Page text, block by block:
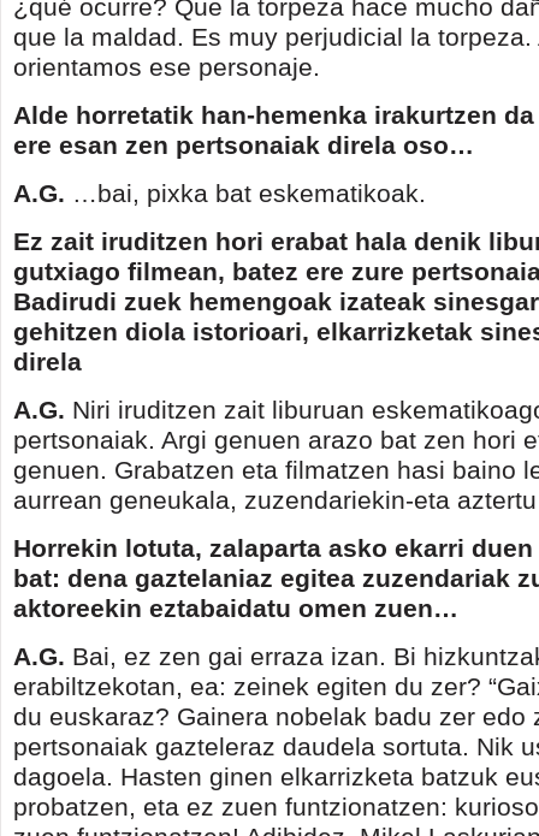
¿qué ocurre? Que la torpeza hace mucho
que la maldad. Es muy perjudicial la
orientamos ese personaje.
Alde horretatik han-hemenka irakurtzen
ere esan zen pertsonaiak direla oso…
A.G. …bai, pixka bat eskematikoak.
Ez zait iruditzen hori erabat hala denik
gutxiago filmean, batez ere zure
Badirudi zuek hemengoak izateak
gehitzen diola istorioari, elkarrizketak
direla
A.G. Niri iruditzen zait liburuan
pertsonaiak. Argi genuen arazo bat zen hori
genuen. Grabatzen eta filmatzen hasi baino
aurrean geneukala, zuzendariekin-eta
Horrekin lotuta, zalaparta asko ekarri
bat: dena gaztelaniaz egitea zuzendariak
aktoreekin eztabaidatu omen zuen…
A.G. Bai, ez zen gai erraza izan. Bi
erabiltzekotan, ea: zeinek egiten du zer?
du euskaraz? Gainera nobelak badu zer
pertsonaiak gazteleraz daudela sortuta. Nik
dagoela. Hasten ginen elkarrizketa batzuk
probatzen, eta ez zuen funtzionatzen: